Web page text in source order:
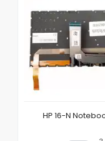
HP 16-N